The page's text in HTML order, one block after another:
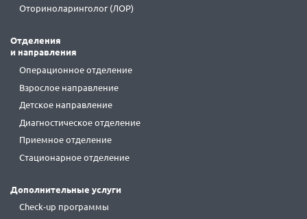
Оториноларинголог (ЛОР)
Отделения
и направления
Операционное отделение
Взрослое направление
Детское направление
Диагностическое отделение
Приемное отделение
Стационарное отделение
Дополнительные услуги
Check-up программы